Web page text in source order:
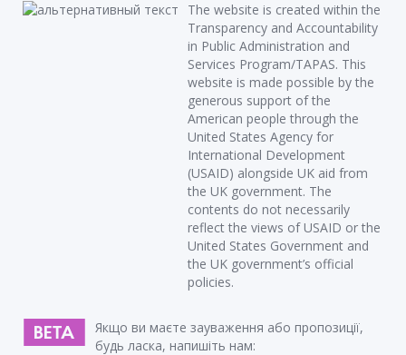
The website is created within the
Transparency and Accountability
in Public Administration and
Services Program/TAPAS. This
website is made possible by the
generous support of the
American people through the
United States Agency for
International Development
(USAID) alongside UK aid from
the UK government. The
contents do not necessarily
reflect the views of USAID or the
United States Government and
the UK government’s official
policies.
Якщо ви маєте зауваження або пропозиції,
будь ласка, напишіть нам: